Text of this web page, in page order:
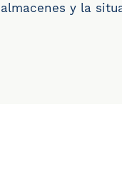
almacenes y la